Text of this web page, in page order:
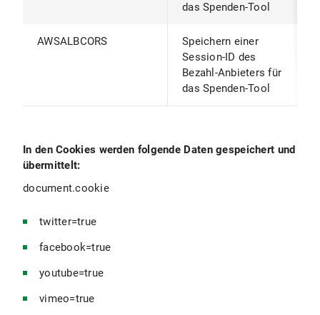
das Spenden-Tool
AWSALBCORS
Speichern einer
Session-ID des
Bezahl-Anbieters für
das Spenden-Tool
In den Cookies werden folgende Daten gespeichert und
übermittelt:
document.cookie
twitter=true
facebook=true
youtube=true
vimeo=true